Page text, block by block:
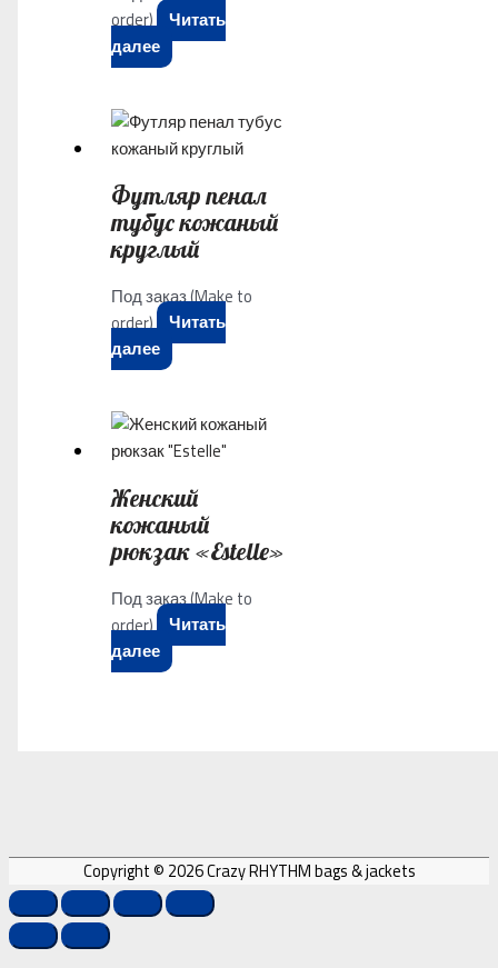
order) Читать
далее
Футляр пенал
тубус кожаный
круглый
Под заказ (Make to
order) Читать
далее
Женский
кожаный
рюкзак «Estelle»
Под заказ (Make to
order) Читать
далее
Copyright © 2026Crazy RHYTHM bags & jackets